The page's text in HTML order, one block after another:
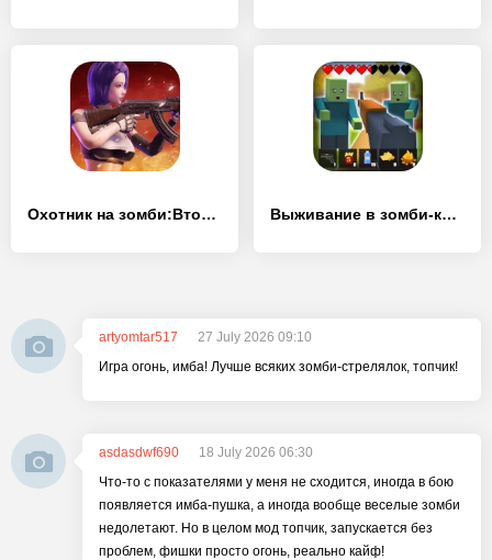
Охотник на зомби:Вторжение Выживание в зомби-крафте
artyomtar517
27 July 2026 09:10
Игра огонь, имба! Лучше всяких зомби-стрелялок, топчик!
asdasdwf690
18 July 2026 06:30
Что-то с показателями у меня не сходится, иногда в бою
появляется имба-пушка, а иногда вообще веселые зомби
недолетают. Но в целом мод топчик, запускается без
проблем, фишки просто огонь, реально кайф!